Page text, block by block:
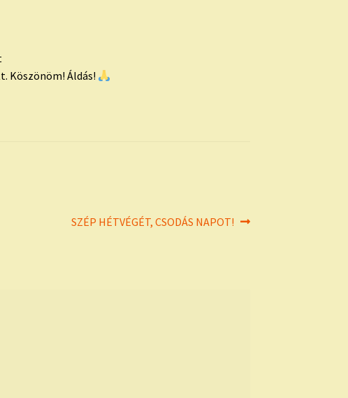
Köszönöm! Áldás!
Next
SZÉP HÉTVÉGÉT, CSODÁS NAPOT!